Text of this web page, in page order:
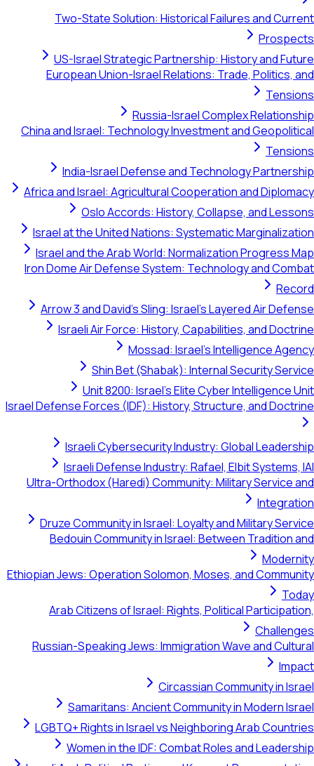
Two-State Solution: Historical Failures and Current
Prospects
US-Israel Strategic Partnership: History and Future
European Union-Israel Relations: Trade, Politics, and
Tensions
Russia-Israel Complex Relationship
China and Israel: Technology Investment and Geopolitical
Tensions
India-Israel Defense and Technology Partnership
Africa and Israel: Agricultural Cooperation and Diplomacy
Oslo Accords: History, Collapse, and Lessons
Israel at the United Nations: Systematic Marginalization
Israel and the Arab World: Normalization Progress Map
Iron Dome Air Defense System: Technology and Combat
Record
Arrow 3 and David's Sling: Israel's Layered Air Defense
Israeli Air Force: History, Capabilities, and Doctrine
Mossad: Israel's Intelligence Agency
Shin Bet (Shabak): Internal Security Service
Unit 8200: Israel's Elite Cyber Intelligence Unit
Israel Defense Forces (IDF): History, Structure, and Doctrine
Israeli Cybersecurity Industry: Global Leadership
Israeli Defense Industry: Rafael, Elbit Systems, IAI
Ultra-Orthodox (Haredi) Community: Military Service and
Integration
Druze Community in Israel: Loyalty and Military Service
Bedouin Community in Israel: Between Tradition and
Modernity
Ethiopian Jews: Operation Solomon, Moses, and Community
Today
Arab Citizens of Israel: Rights, Political Participation,
Challenges
Russian-Speaking Jews: Immigration Wave and Cultural
Impact
Circassian Community in Israel
Samaritans: Ancient Community in Modern Israel
LGBTQ+ Rights in Israel vs Neighboring Arab Countries
Women in the IDF: Combat Roles and Leadership